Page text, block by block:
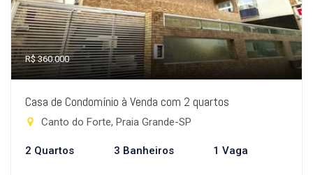
R$ 360.000
Casa de Condomínio à Venda com 2 quartos
Canto do Forte, Praia Grande-SP
2 Quartos 3 Banheiros 1 Vaga